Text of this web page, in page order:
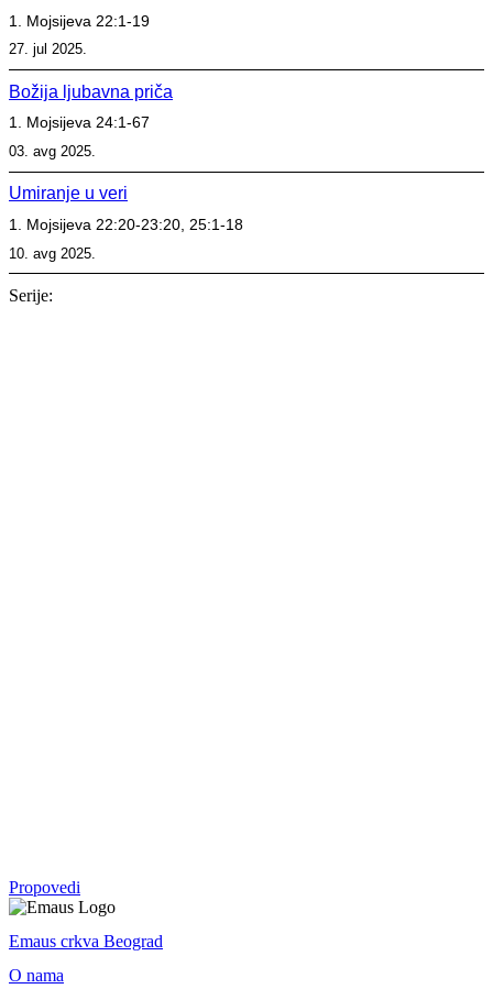
1. Mojsijeva 22:1-19
27. jul 2025.
Božija ljubavna priča
1. Mojsijeva 24:1-67
03. avg 2025.
Umiranje u veri
1. Mojsijeva 22:20-23:20, 25:1-18
10. avg 2025.
Serije:
Propovedi
Emaus crkva Beograd
O nama